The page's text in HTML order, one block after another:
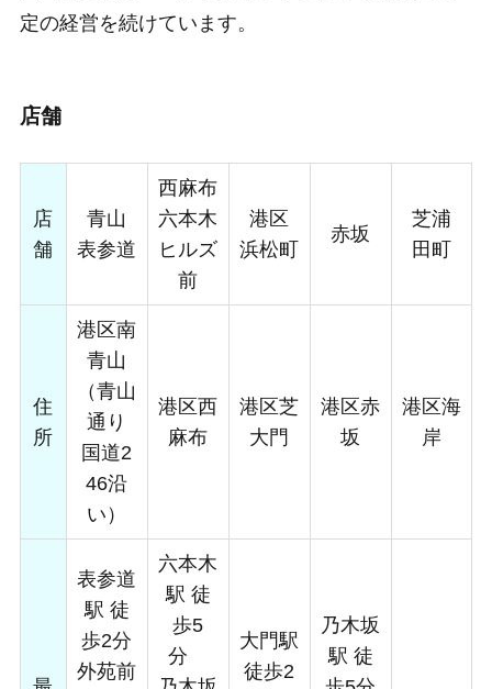
定の経営を続けています。
店舗
店
舗
青山
表参道
西麻布
六本木
ヒルズ
前
港区
浜松町
赤坂
芝浦
田町
住
所
港区南
青山
（青山
通り
国道2
46沿
い）
港区西
麻布
港区芝
大門
港区赤
坂
港区海
岸
表参道
駅 徒
歩2分
外苑前
六本木
駅 徒
歩5
分
大門駅
徒歩2
乃木坂
駅 徒